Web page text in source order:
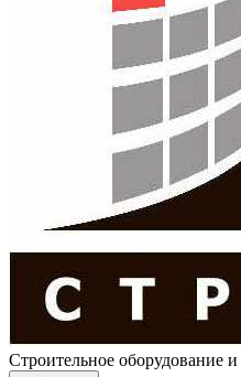
Строительное оборудование и